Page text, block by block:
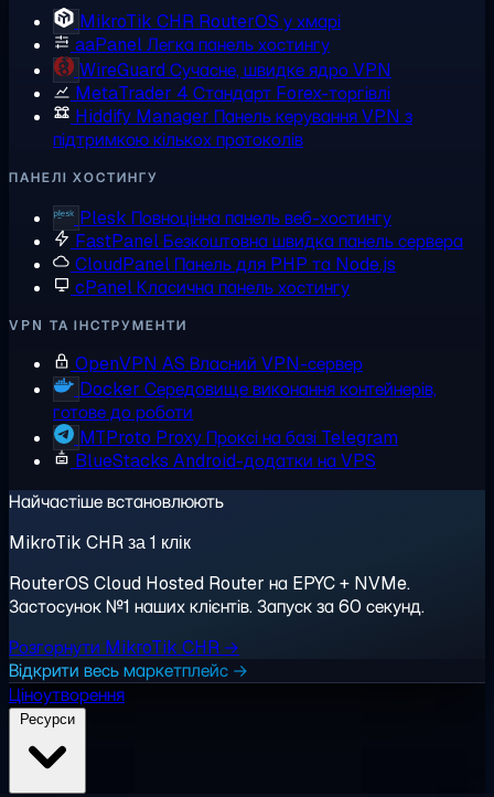
MikroTik CHR RouterOS у хмарі
aaPanelЛегка панель хостингу
WireGuard Сучасне, швидке ядро VPN
MetaTrader 4 Стандарт Forex-торгівлі
Hiddify Manager Панель керування VPN з
підтримкою кількох протоколів
ПАНЕЛІ ХОСТИНГУ
Plesk Повноцінна панель веб-хостингу
FastPanelБезкоштовна швидка панель сервера
CloudPanel Панель для PHP та Node.js
cPanelКласична панель хостингу
VPN ТА ІНСТРУМЕНТИ
OpenVPN AS Власний VPN-сервер
Docker Середовище виконання контейнерів,
готове до роботи
MTProto Proxy Проксі на базі Telegram
BlueStacks Android-додатки на VPS
Найчастіше встановлюють
MikroTik CHR за 1 клік
RouterOS Cloud Hosted Router на EPYC + NVMe.
Застосунок №1 наших клієнтів. Запуск за 60 секунд.
Розгорнути MikroTik CHR →
Відкрити весь маркетплейс →
Ціноутворення